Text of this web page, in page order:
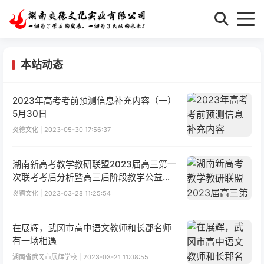
本站动态
2023年高考考前预测信息补充内容（一）
5月30日
炎德文化 | 2023-05-30 17:56:37
湖南新高考教学教研联盟2023届高三第一
次联考考后分析暨高三后阶段教学公益研
讨会
炎德文化 | 2023-03-28 11:25:54
在展辉，武冈市高中语文教师和长郡名师
有一场相遇
湖南省武冈市展辉学校 | 2023-03-21 11:08:55